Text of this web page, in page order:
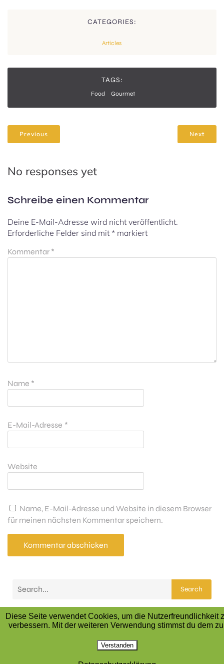
CATEGORIES:
Articles
TAGS:
Food Gourmet
Previous Next
No responses yet
Schreibe einen Kommentar
Deine E-Mail-Adresse wird nicht veröffentlicht.
Erforderliche Felder sind mit * markiert
Kommentar *
Name *
E-Mail-Adresse *
Website
Name, E-Mail-Adresse und Website in diesem Browser
für meinen nächsten Kommentar speichern.
Search
Latest Comments
Diese Seite verwendet Cookies, um die Nutzerfreundlichkeit
verbessern. Mit der weiteren Verwendung stimmst du dem
Verstanden